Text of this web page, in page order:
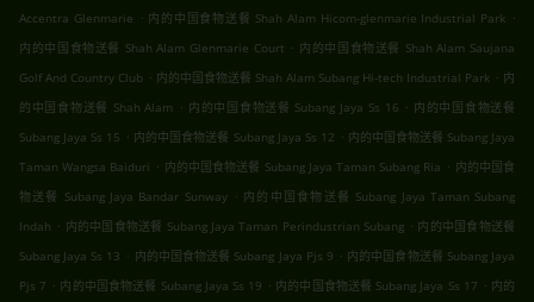
Accentra Glenmarie . 内的中国食物送餐 Shah Alam Hicom-glenmarie Industrial Park .
内的中国食物送餐 Shah Alam Glenmarie Court . 内的中国食物送餐 Shah Alam Saujana
Golf And Country Club . 内的中国食物送餐 Shah Alam Subang Hi-tech Industrial Park . 内
的中国食物送餐 Shah Alam . 内的中国食物送餐 Subang Jaya Ss 16 . 内的中国食物送餐
Subang Jaya Ss 15 . 内的中国食物送餐 Subang Jaya Ss 12 . 内的中国食物送餐 Subang Jaya
Taman Wangsa Baiduri . 内的中国食物送餐 Subang Jaya Taman Subang Ria . 内的中国食
物送餐 Subang Jaya Bandar Sunway . 内的中国食物送餐 Subang Jaya Taman Subang
Indah . 内的中国食物送餐 Subang Jaya Taman Perindustrian Subang . 内的中国食物送餐
Subang Jaya Ss 13 . 内的中国食物送餐 Subang Jaya Pjs 9 . 内的中国食物送餐 Subang Jaya
Pjs 7 . 内的中国食物送餐 Subang Jaya Ss 19 . 内的中国食物送餐 Subang Jaya Ss 17 . 内的